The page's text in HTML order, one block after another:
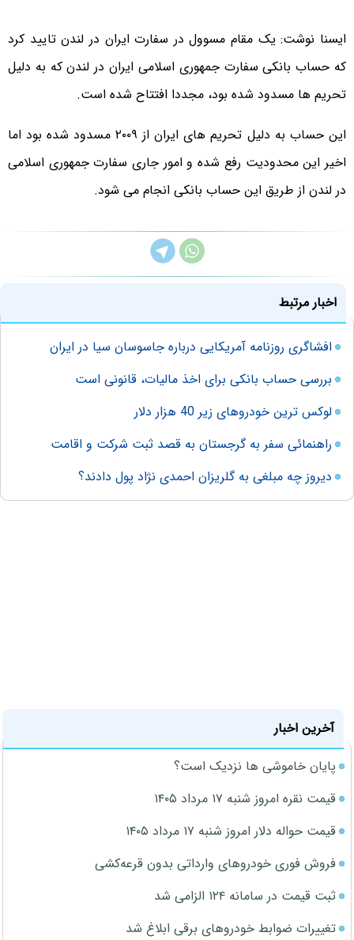
ایسنا نوشت: یک مقام مسوول در سفارت ایران در لندن تایید کرد
که حساب بانکی سفارت جمهوری اسلامی ایران در لندن که به دلیل
تحریم ها مسدود شده بود، مجددا افتتاح شده است.
این حساب به دلیل تحریم های ایران از ۲۰۰۹ مسدود شده بود اما
اخیر این محدودیت رفع شده و امور جاری سفارت جمهوری اسلامی
در لندن از طریق این حساب بانکی انجام می شود.
اخبار مرتبط
افشاگری روزنامه آمریکایی درباره جاسوسان سیا در ایران
بررسی حساب بانکی برای اخذ مالیات، قانونی است
لوکس ترین خودروهای زیر 40 هزار دلار
راهنمائی سفر به گرجستان به قصد ثبت شرکت و اقامت
دیروز چه مبلغی به گلریزان احمدی نژاد پول دادند؟
آخرین اخبار
پایان خاموشی ها نزدیک است؟
قیمت نقره امروز شنبه ۱۷ مرداد ۱۴۰۵
قیمت حواله دلار امروز شنبه ۱۷ مرداد ۱۴۰۵
فروش فوری خودروهای وارداتی بدون قرعه‌کشی
ثبت قیمت در سامانه ۱۲۴ الزامی شد
تغییرات ضوابط خودروهای برقی ابلاغ شد